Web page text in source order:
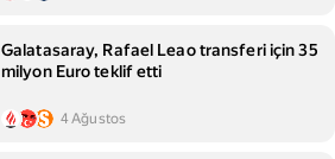
Galatasaray, Rafael Leao transferi için 35
milyon Euro teklif etti
4 Ağustos